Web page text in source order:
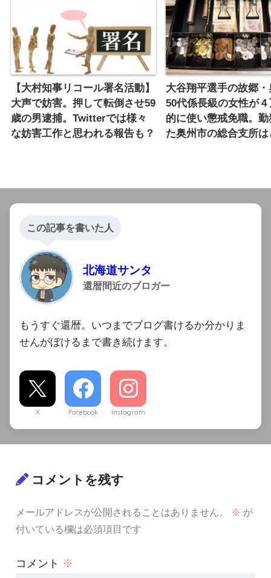
【大村知事リコール署名活動】
大声で妨害。押して転倒させ59
歳の男逮捕。Twitterでは様々
な妨害工作と思われる報告も？
大谷翔平選手の故郷
50代係長級の女性が
的に使い懲戒免職。
た奥州市の総合支所
この記事を書いた人
北海道サンタ
還暦間近のブロガー
もうすぐ還暦。いつまでブログ書けるか分かりま
せんがぼけるまで書き続けます。
X Facebook Instagram
コメントを残す
メールアドレスが公開されることはありません。 ※ が
付いている欄は必須項目です
コメント ※